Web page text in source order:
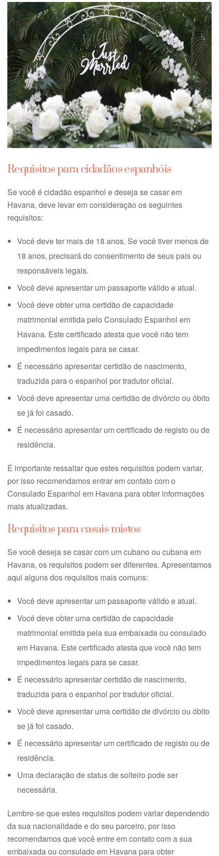
Requisitos para cidadãos espanhóis
Se você é cidadão espanhol e deseja se casar em
Havana, deve levar em consideração os seguintes
requisitos:
Você deve ter mais de 18 anos. Se você tiver menos de
18 anos, precisará do consentimento de seus pais ou
responsáveis ​​legais.
Você deve apresentar um passaporte válido e atual.
Você deve obter uma certidão de capacidade
matrimonial emitida pelo Consulado Espanhol em
Havana. Este certificado atesta que você não tem
impedimentos legais para se casar.
É necessário apresentar certidão de nascimento,
traduzida para o espanhol por tradutor oficial.
Você deve apresentar uma certidão de divórcio ou óbito
se já foi casado.
É necessário apresentar um certificado de registo ou de
residência.
É importante ressaltar que estes requisitos podem variar,
por isso recomendamos entrar em contato com o
Consulado Espanhol em Havana para obter informações
mais atualizadas.
Requisitos para casais mistos
Se você deseja se casar com um cubano ou cubana em
Havana, os requisitos podem ser diferentes. Apresentamos
aqui alguns dos requisitos mais comuns:
Você deve apresentar um passaporte válido e atual.
Você deve obter uma certidão de capacidade
matrimonial emitida pela sua embaixada ou consulado
em Havana. Este certificado atesta que você não tem
impedimentos legais para se casar.
É necessário apresentar certidão de nascimento,
traduzida para o espanhol por tradutor oficial.
Você deve apresentar uma certidão de divórcio ou óbito
se já foi casado.
É necessário apresentar um certificado de registo ou de
residência.
Uma declaração de status de solteiro pode ser
necessária.
Lembre-se que estes requisitos podem variar dependendo
da sua nacionalidade e do seu parceiro, por isso
recomendamos que você entre em contato com a sua
embaixada ou consulado em Havana para obter